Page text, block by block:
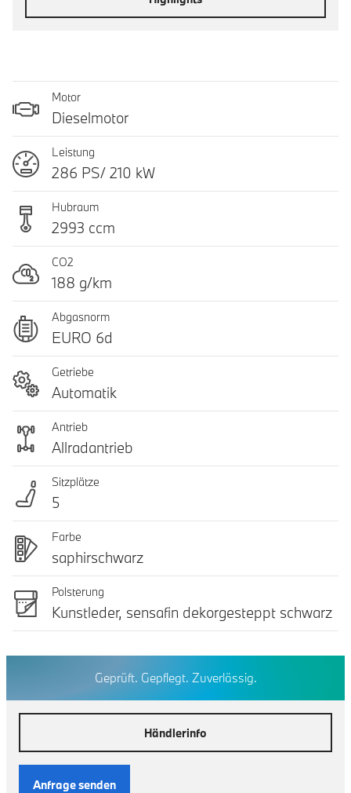
Motor
Dieselmotor
Leistung
286 PS/ 210 kW
Hubraum
2993 ccm
CO2
188 g/km
Abgasnorm
EURO 6d
Getriebe
Automatik
Antrieb
Allradantrieb
Sitzplätze
5
Farbe
saphirschwarz
Polsterung
Kunstleder, sensafin dekorgesteppt schwarz
Geprüft. Gepflegt. Zuverlässig.
Händlerinfo
Anfrage senden